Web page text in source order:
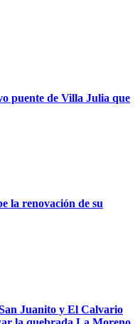
puente de Villa Julia que
la renovación de su
Juanito y El Calvario